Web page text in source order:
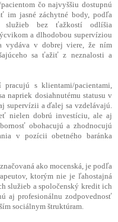
čo najvyššiu dostupnú
im jasné záchytné body, podľa
služieb bez ťažkostí odlíšia
a dlhodobou supervíziou
vydáva v dobrej viere, že ním
sa ťažiť z neznalosti a
s klientami/pacientami,
napriek dosiahnutému statusu v
supervízii a ďalej sa vzdelávajú.
nielen dobrú investíciu, ale aj
obohacujú a zhodnocujú
v pozícii obetného baránka
ako mocenská, je podľa
ktorým nie je ľahostajná
služieb a spoločenský kredit ich
aj profesionálnu zodpovednosť
sociálnym štruktúram.